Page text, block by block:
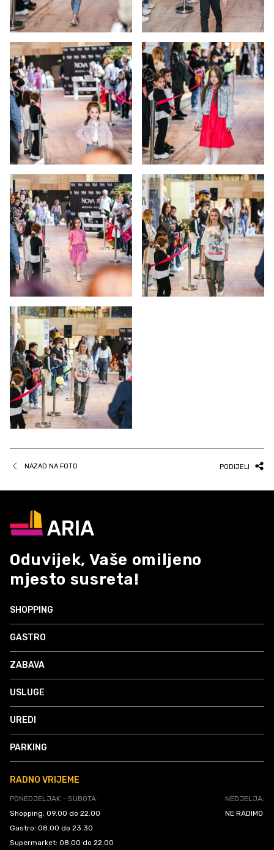
NAZAD NA FOTO PODIJELI
Oduvijek, Vaše omiljeno
mjesto susreta!
SHOPPING
GASTRO
ZABAVA
USLUGE
UREDI
PARKING
RADNO VRIJEME
PONEDJELJAK - SUBOTA:
Shopping: 09.00 do 22.00
Gastro: 08.00 do 23.30
Supermarket: 08.00 do 22.00
NEDJELJA:
NE RADIMO